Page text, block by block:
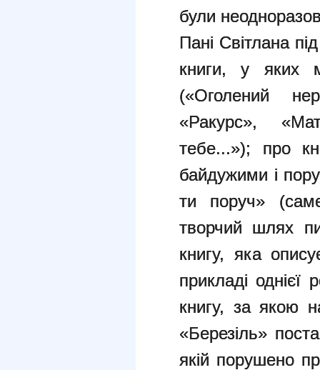
були
Пані Світлана
книги, у яких
(«Оголений
«Ракурс»,
тебе...»); про
байдужими і
ти поруч»
творчий шлях
книгу, яка
прикладі
книгу, за якою
«Березіль»
якій порушено